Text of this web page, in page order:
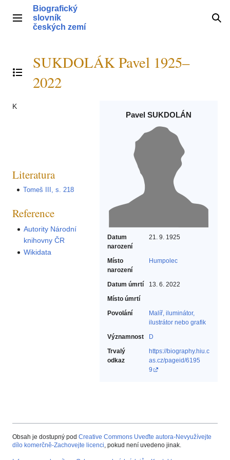
obsahHlavní menu
Biografický
slovník
českých zemí
Přepnout obsah
SUKDOLÁK Pavel 1925–
2022
Pavel SUKDOLÁN
Datum
narození
21. 9. 1925
Místo
narození
Humpolec
Datum úmrtí
13. 6. 2022
Místo úmrtí
Povolání
Malíř, iluminátor,
ilustrátor nebo grafik‎
Významnost
D
Trvalý
odkaz
https://biography.hiu.c
as.cz/pageid/6195
9
K
Literatura
Tomeš III, s. 218
Reference
Autority Národní
knihovny ČR
Wikidata
Obsah je dostupný pod Creative Commons Uveďte autora-Nevyužívejte
dílo komerčně-Zachovejte licenci, pokud není uvedeno jinak.